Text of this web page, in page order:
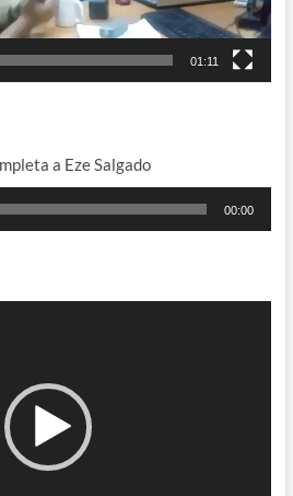
01:11
a Eze Salgado
00:00